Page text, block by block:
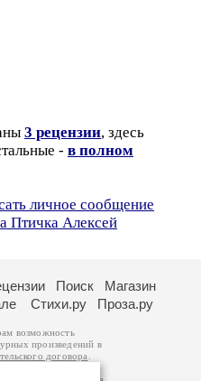
3 рецензии, здесь
- в полном
личное сообщение
Птичка Алексей
Поиск
Магазин
Стихи.ру Проза.ру
возможность
произведений в
договора
авторам